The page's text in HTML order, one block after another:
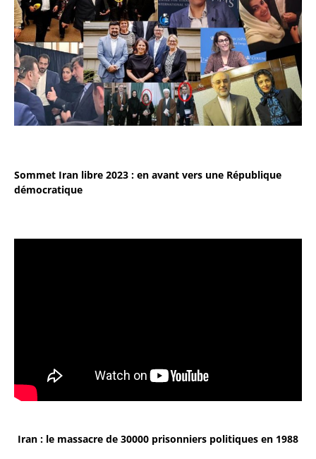
Sommet Iran libre 2023 : en avant vers une République
démocratique
Iran : le massacre de 30000 prisonniers politiques en 1988